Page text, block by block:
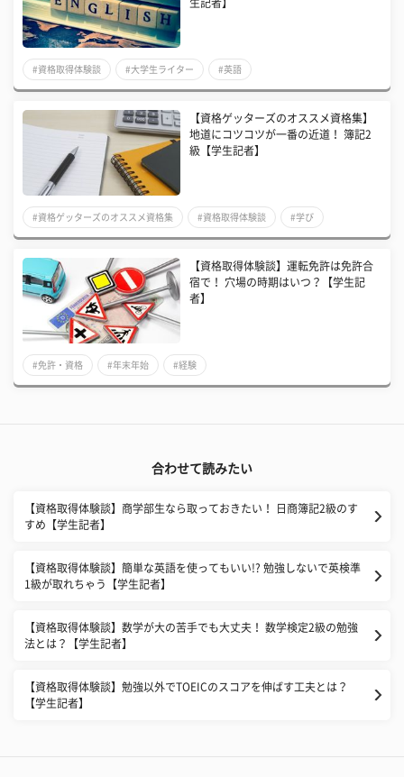
生記者】
#資格取得体験談 #大学生ライター #英語
【資格ゲッターズのオススメ資格集】
地道にコツコツが一番の近道！ 簿記2
級【学生記者】
#資格ゲッターズのオススメ資格集 #資格取得体験談 #学び
【資格取得体験談】運転免許は免許合
宿で！ 穴場の時期はいつ？【学生記
者】
#免許・資格 #年末年始 #経験
合わせて読みたい
【資格取得体験談】商学部生なら取っておきたい！ 日商簿記2級のす
すめ【学生記者】
【資格取得体験談】簡単な英語を使ってもいい!? 勉強しないで英検準
1級が取れちゃう【学生記者】
【資格取得体験談】数学が大の苦手でも大丈夫！ 数学検定2級の勉強
法とは？【学生記者】
【資格取得体験談】勉強以外でTOEICのスコアを伸ばす工夫とは？
【学生記者】